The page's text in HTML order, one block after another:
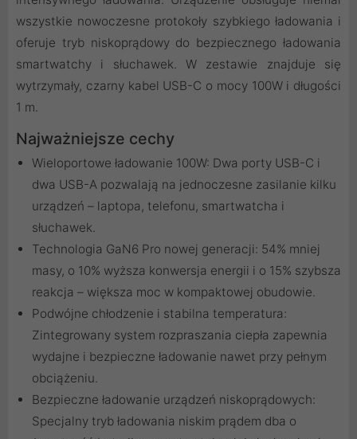
wszystkie nowoczesne protokoły szybkiego ładowania i
oferuje tryb niskoprądowy do bezpiecznego ładowania
smartwatchy i słuchawek. W zestawie znajduje się
wytrzymały, czarny kabel USB-C o mocy 100W i długości
1 m.
Najważniejsze cechy
Wieloportowe ładowanie 100W: Dwa porty USB-C i
dwa USB-A pozwalają na jednoczesne zasilanie kilku
urządzeń – laptopa, telefonu, smartwatcha i
słuchawek.
Technologia GaN6 Pro nowej generacji: 54% mniej
masy, o 10% wyższa konwersja energii i o 15% szybsza
reakcja – większa moc w kompaktowej obudowie.
Podwójne chłodzenie i stabilna temperatura:
Zintegrowany system rozpraszania ciepła zapewnia
wydajne i bezpieczne ładowanie nawet przy pełnym
obciążeniu.
Bezpieczne ładowanie urządzeń niskoprądowych:
Specjalny tryb ładowania niskim prądem dba o